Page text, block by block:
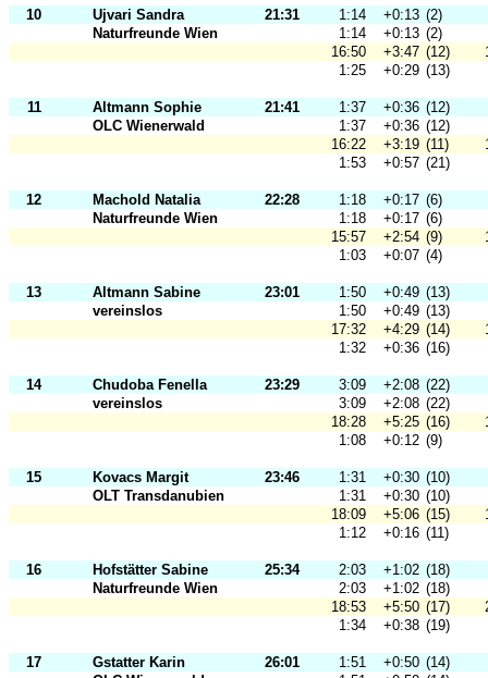
10 Ujvari Sandra 21:31 1:14 +0:13 (2)
Naturfreunde Wien
1:14 +0:13 (2)
16:50
+3:47 (12)
1:25
+0:29 (13)
11 Altmann Sophie 21:41 1:37 +0:36 (12)
OLC Wienerwald
1:37 +0:36 (12)
16:22
+3:19 (11)
1:53
+0:57 (21)
12 Machold Natalia 22:28 1:18 +0:17 (6)
Naturfreunde Wien
1:18 +0:17 (6)
15:57
+2:54 (9)
1:03
+0:07 (4)
13 Altmann Sabine 23:01 1:50 +0:49 (13)
vereinslos
1:50 +0:49 (13)
17:32
+4:29 (14)
1:32
+0:36 (16)
14 Chudoba Fenella 23:29 3:09 +2:08 (22)
vereinslos
3:09 +2:08 (22)
18:28
+5:25 (16)
1:08
+0:12 (9)
15 Kovacs Margit 23:46 1:31 +0:30 (10)
OLT Transdanubien
1:31 +0:30 (10)
18:09
+5:06 (15)
1:12
+0:16 (11)
16 Hofstätter Sabine 25:34 2:03 +1:02 (18)
Naturfreunde Wien
2:03 +1:02 (18)
18:53
+5:50 (17)
1:34
+0:38 (19)
17 Gstatter Karin 26:01 1:51 +0:50 (14)